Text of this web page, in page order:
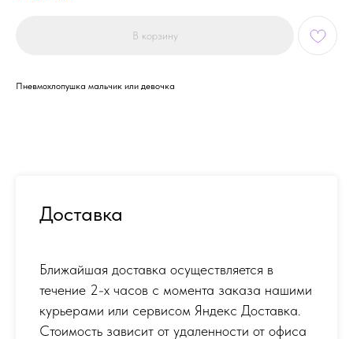
В корзину
Пневмохлопушка мальчик или девочка
Доставка
Ближайшая доставка осуществляется в
течение 2-х часов с момента заказа нашими
курьерами или сервисом Яндекс Доставка.
Стоимость зависит от удаленности от офиса